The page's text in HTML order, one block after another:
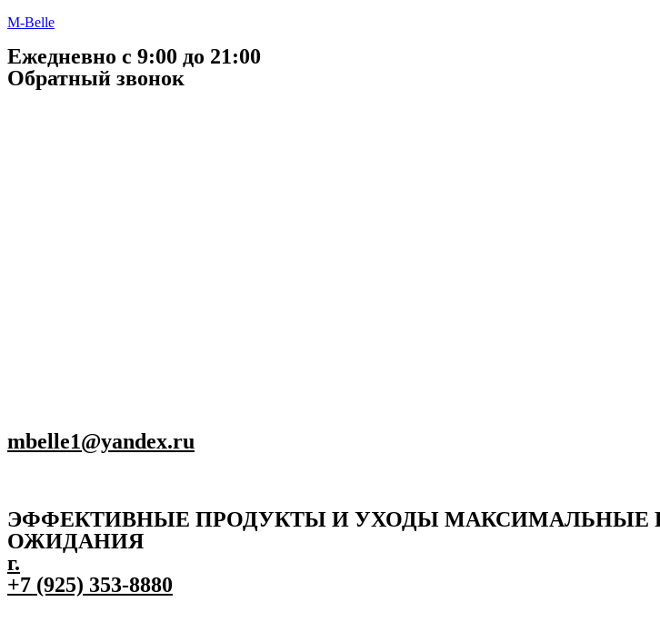
M-Belle
Ежедневно с 9:00 до 21:00
Обратный звонок
mbelle1@yandex.ru
ЭФФЕКТИВНЫЕ ПРОДУКТЫ И УХОДЫ МАКСИМАЛЬНЫЕ
ОЖИДАНИЯ
г.
+7 (925) 353-8880